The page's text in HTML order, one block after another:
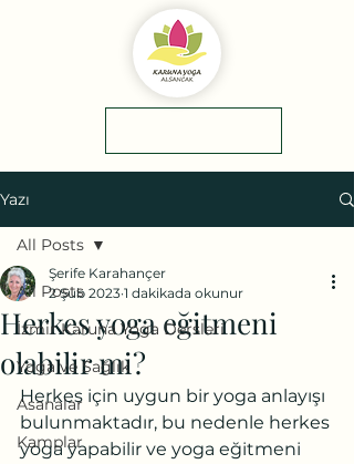
Yazı
All Posts
İzmir Karuna Yoga Dersleri
Yoga ve Sağlık
Asanalar
Kamplar
All Posts
Herkes yoga eğitmeni
olabilir mi?
Şerife Karahançer
2 Şub 2023 1 dakikada okunur
Herkes için uygun bir yoga anlayışı
bulunmaktadır, bu nedenle herkes
yoga yapabilir ve yoga eğitmeni